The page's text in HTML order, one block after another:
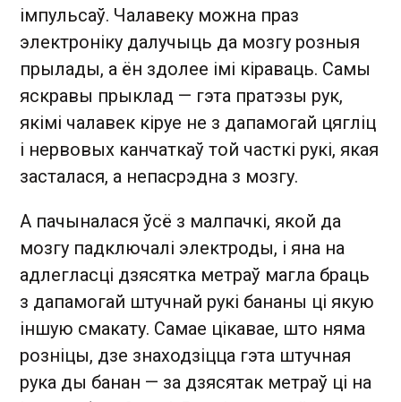
імпульсаў. Чалавеку можна праз
электроніку далучыць да мозгу розныя
прылады, а ён здолее імі кіраваць. Самы
яскравы прыклад — гэта пратэзы рук,
якімі чалавек кіруе не з дапамогай цягліц
і нервовых канчаткаў той часткі рукі, якая
засталася, а непасрэдна з мозгу.
А пачыналася ўсё з малпачкі, якой да
мозгу падключалі электроды, і яна на
адлегласці дзясятка метраў магла браць
з дапамогай штучнай рукі бананы ці якую
іншую смакату. Самае цікавае, што няма
розніцы, дзе знаходзіцца гэта штучная
рука ды банан — за дзясятак метраў ці на